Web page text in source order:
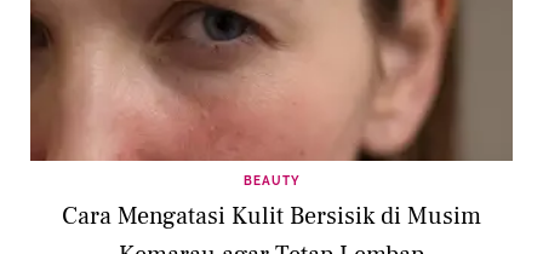
BEAUTY
Cara Mengatasi Kulit Bersisik di Musim